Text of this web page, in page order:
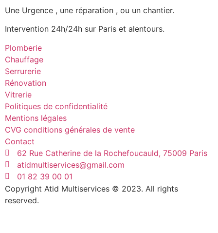
Une Urgence , une réparation , ou un chantier.
Intervention 24h/24h sur Paris et alentours.
Plomberie
Chauffage
Serrurerie
Rénovation
Vitrerie
Politiques de confidentialité
Mentions légales
CVG conditions générales de vente
Contact
62 Rue Catherine de la Rochefoucauld, 75009 Paris
atidmultiservices@gmail.com
01 82 39 00 01
Copyright Atid Multiservices © 2023. All rights
reserved.